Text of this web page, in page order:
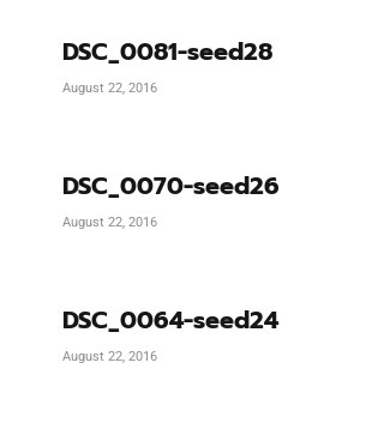
DSC_0081-seed28
August 22, 2016
DSC_0070-seed26
August 22, 2016
DSC_0064-seed24
August 22, 2016